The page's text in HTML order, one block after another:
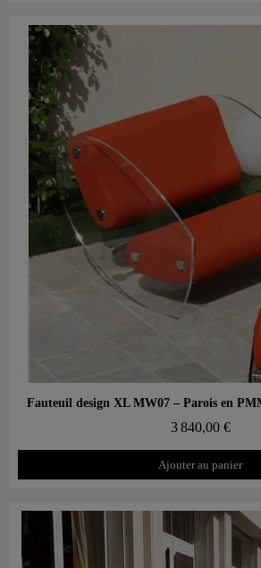
Aperçu rapide
3 840,00 €
Ajouter au panier